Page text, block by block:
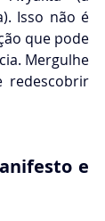
Isso não é
que pode
Mergulhe
redescobrir
e